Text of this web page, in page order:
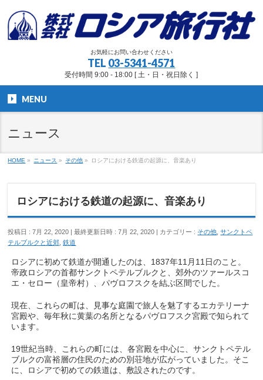
お気軽にお問い合わせください
TEL 03-5341-4571
受付時間 9:00 - 18:00 [ 土・日・祝日除く ]
MENU
ニュース
HOME » ニュース » その他 » ロシアにおける鉄道の起源に、音楽あり
ロシアにおける鉄道の起源に、音楽あり
投稿日 : 7月 22, 2020 最終更新日時 : 7月 22, 2020 カテゴリー : その他 ,サンクトペ
テルブルクと近郊 ,鉄道
ロシアに初めて鉄道が開通したのは、1837年11月11日のこと。
帝政ロシアの首都サンクトペテルブルクと、郊外のツァールスコ
エ・セロー（皇帝村）、パヴロフスクを結ぶ区間でした。
現在、これらの町は、見事な庭園で旅人を魅了するエカテリーナ
宮殿や、毎年秋に黄葉の名所となるパヴロフスク宮殿で知られて
います。
19世紀当時、これらの町には、各宮殿を中心に、サンクトペテル
ブルクの富裕層の住民のための別荘地が広がっていました。そこ
に、ロシアで初めての鉄道は、敷設されたのです。